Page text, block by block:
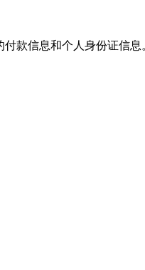
款信息和个人身份证信息